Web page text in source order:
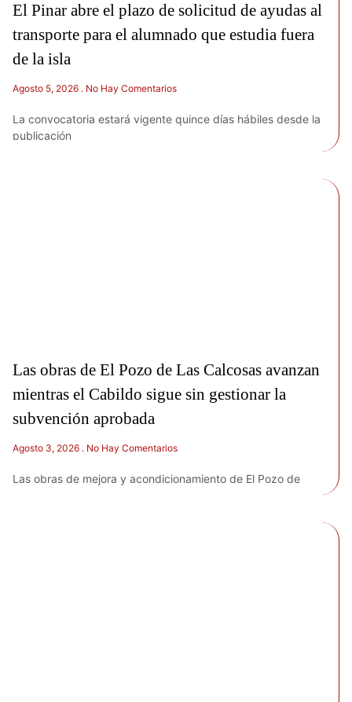
El Pinar abre el plazo de solicitud de ayudas al
transporte para el alumnado que estudia fuera
de la isla
Agosto 5, 2026 No Hay Comentarios
La convocatoria estará vigente quince días hábiles desde la
publicación
Las obras de El Pozo de Las Calcosas avanzan
mientras el Cabildo sigue sin gestionar la
subvención aprobada
Agosto 3, 2026 No Hay Comentarios
Las obras de mejora y acondicionamiento de El Pozo de